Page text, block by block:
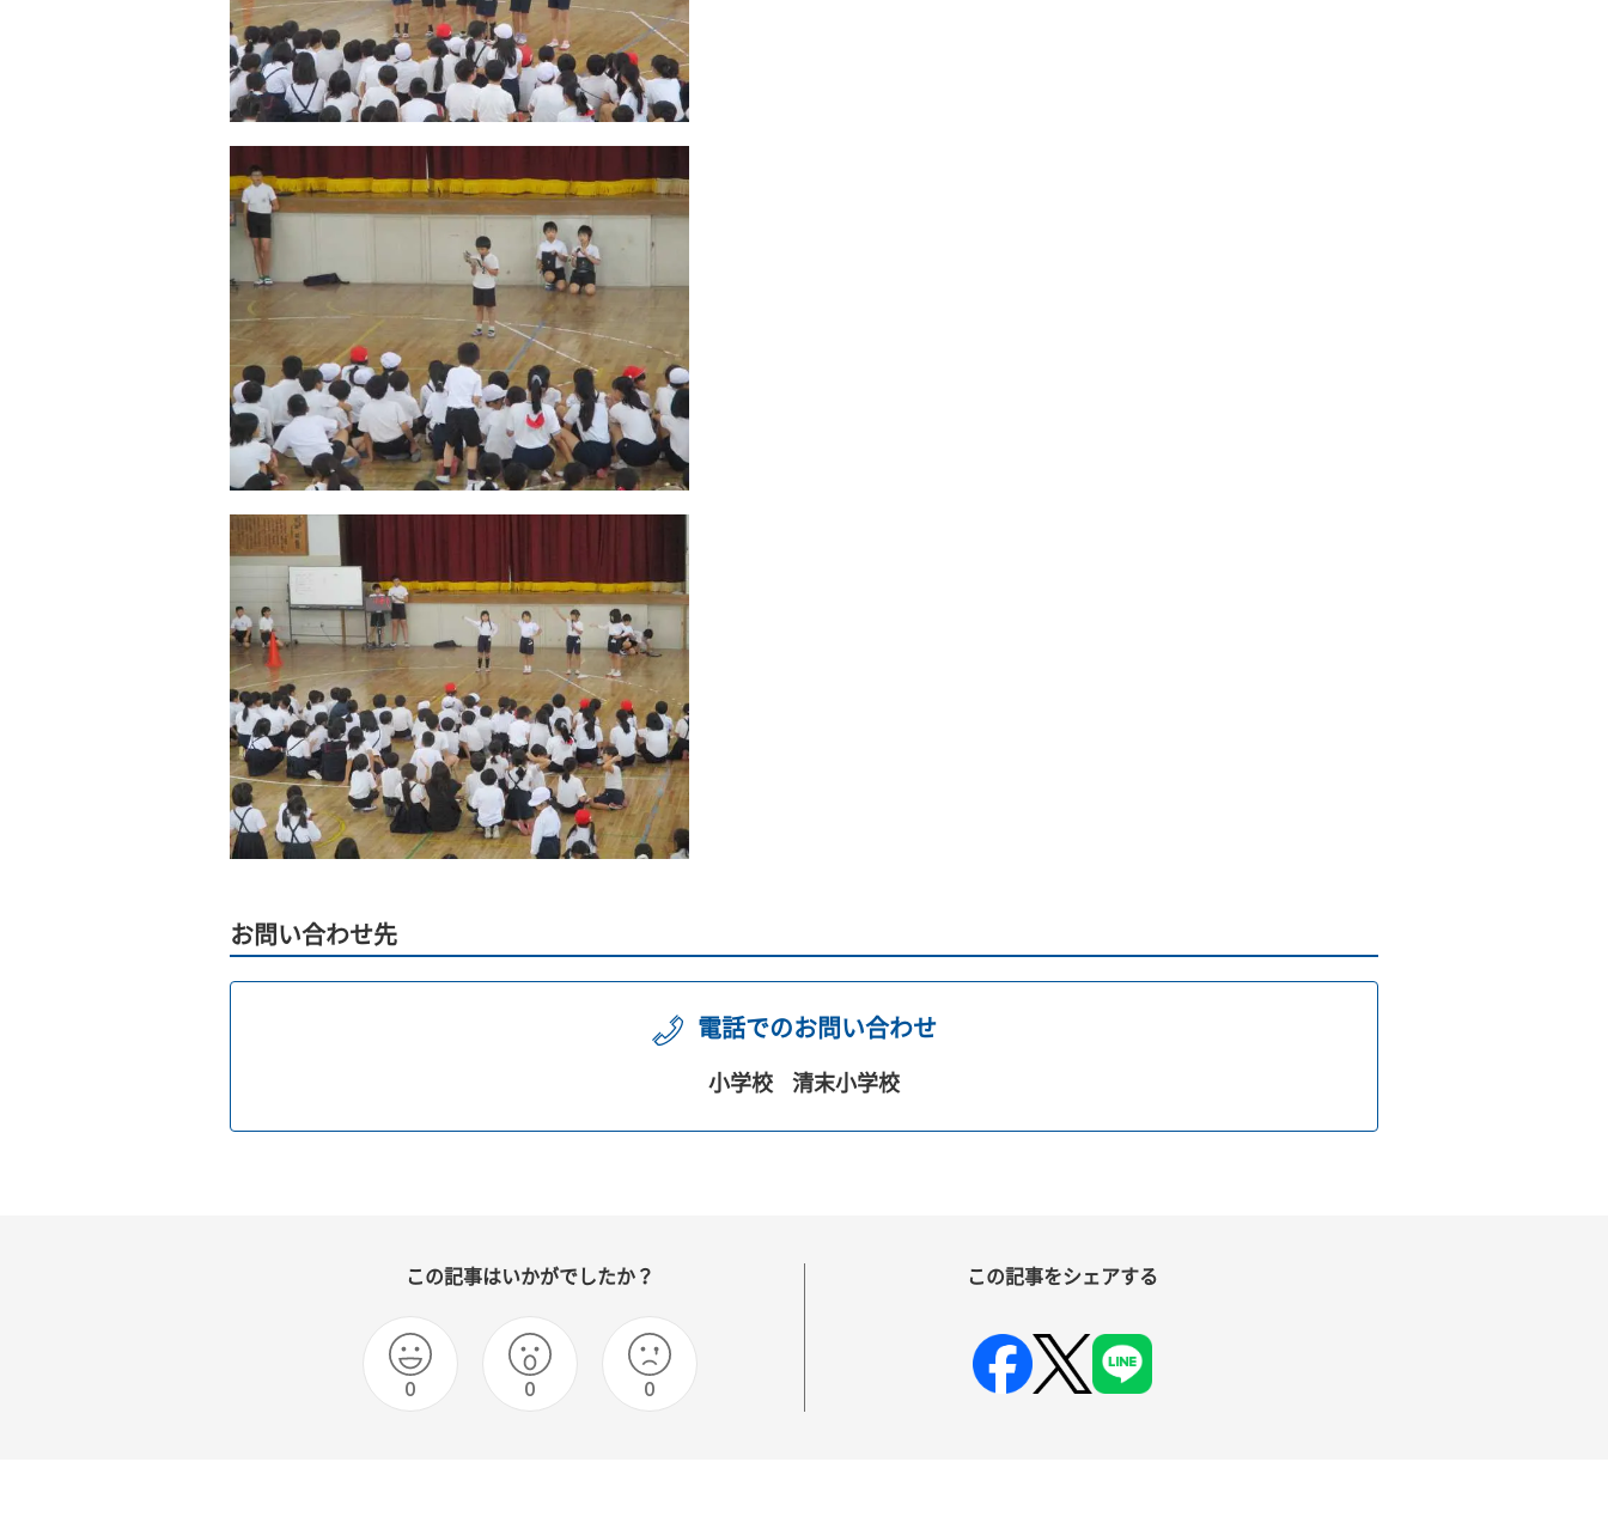
お問い合わせ先
電話でのお問い合わせ
小学校 清末小学校
この記事はいかがでしたか？
0 0 0
この記事をシェアする